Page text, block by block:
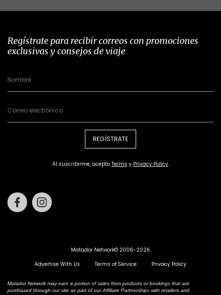
Regístrate para recibir correos con promociones
exclusivas y consejos de viaje
REGÍSTRATE
Al suscribirme, acepto Terms y Privacy Policy.
Facebook
Matador Network© 2006-2026
Advertise With Us
Terms of Service Privacy Policy
Matador Network may earn a portion of sales from products or bookings that are
purchased through our site as part of our Affiliate Partnerships with retailers and